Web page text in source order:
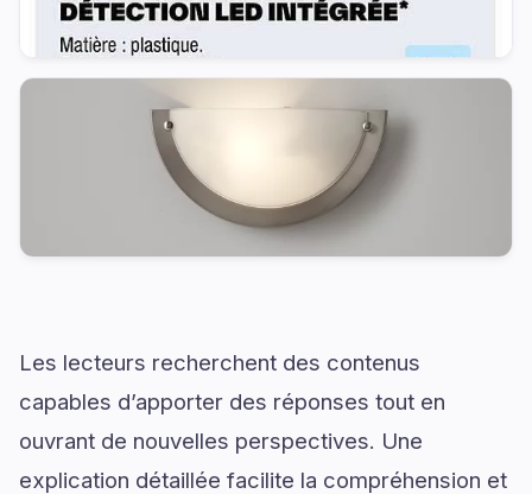
Les lecteurs recherchent des contenus
capables d’apporter des réponses tout en
ouvrant de nouvelles perspectives. Une
explication détaillée facilite la compréhension et